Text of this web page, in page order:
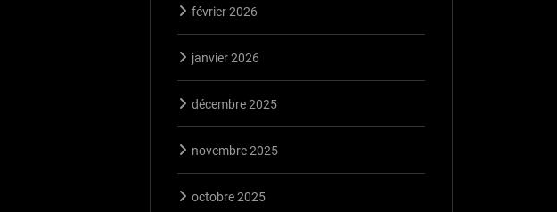
février 2026
janvier 2026
décembre 2025
novembre 2025
octobre 2025